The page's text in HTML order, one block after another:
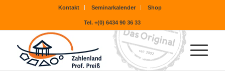
Kontakt Seminarkalender Shop
Tel. +(0) 6434 90 36 33